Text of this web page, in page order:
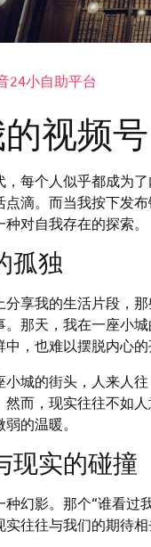
24小自助平台
视频
，每个人似乎都成为
点滴。而当我按下发
对自我存在的探索。
孤独
分享我的生活片段，
那天，我在一座小
，也难以摆脱内心的
小城的街头，人来人
而，现实往往不如
的温暖。
现实的碰撞
幻影。那个“谁看过
往往与我们的期待相